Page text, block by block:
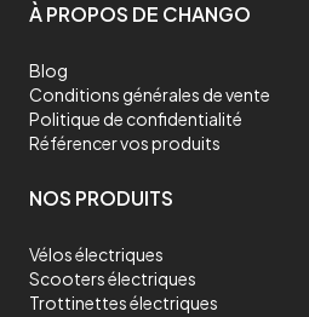
À PROPOS DE CHANGO
Blog
Conditions générales de vente
Politique de confidentialité
Référencer vos produits
NOS PRODUITS
Vélos électriques
Scooters électriques
Trottinettes électriques